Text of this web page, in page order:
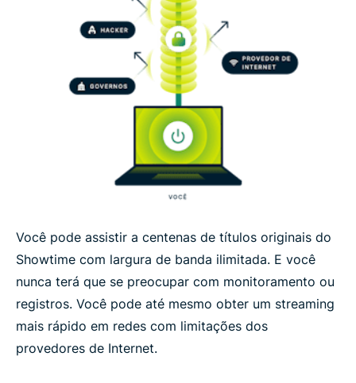
Você pode assistir a centenas de títulos originais do
Showtime com largura de banda ilimitada. E você
nunca terá que se preocupar com monitoramento ou
registros. Você pode até mesmo obter um streaming
mais rápido em redes com limitações dos
provedores de Internet.